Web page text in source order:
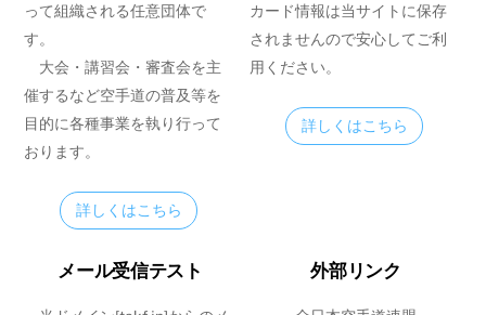
って組織される任意団体で
す。
大会・講習会・審査会を主
催するなど空手道の普及等を
目的に各種事業を執り行って
おります。
詳しくはこちら
カード情報は当サイトに保存
されませんので安心してご利
用ください。
詳しくはこちら
メール受信テスト 外部リンク